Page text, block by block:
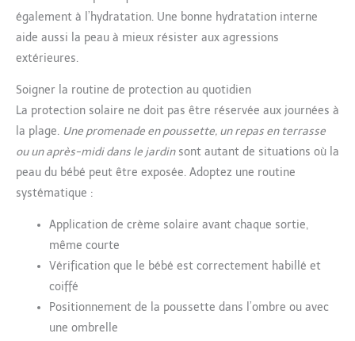
x 55 x 3 cm. Une piscine
intérieure et extérieure
entièrement sûre pour votre
également à l’hydratation. Une bonne hydratation interne
aide aussi la peau à mieux résister aux agressions
extérieures.
Soigner la routine de protection au quotidien
La protection solaire ne doit pas être réservée aux journées à
la plage. Une promenade en poussette, un repas en terrasse
ou un après-midi dans le jardinsont autant de situations où la
peau du bébé peut être exposée. Adoptez une routine
systématique :
Application de crème solaire avant chaque sortie,
même courte
Vérification que le bébé est correctement habillé et
coiffé
Positionnement de la poussette dans l’ombre ou avec
une ombrelle